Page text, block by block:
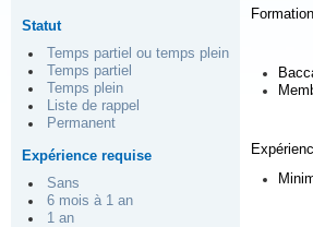
Statut
Temps partiel ou temps plein
Temps partiel
Temps plein
Liste de rappel
Permanent
Expérience requise
Sans
6 mois à 1 an
1 an